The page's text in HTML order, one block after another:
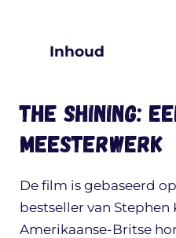
Inhoud
The Shining:
meesterwerk
De film is gebaseerd
bestseller van Stephen
Amerikaanse-Britse